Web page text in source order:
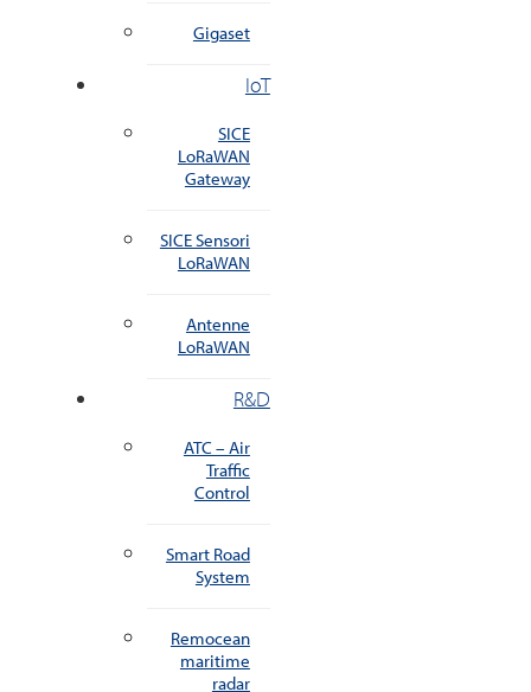
Gigaset
IoT
SICE
LoRaWAN
Gateway
SICE Sensori
LoRaWAN
Antenne
LoRaWAN
R&D
ATC – Air
Traffic
Control
Smart Road
System
Remocean
maritime
radar